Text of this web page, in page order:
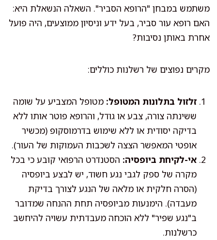
משתמש במבחן "הרופא הסביר". השאלה הנשאלת היא:
האם רופא עור סביר, בעל ידע וניסיון ממוצעים, היה פועל
אחרת באותן נסיבות?
מקרים נפוצים של רשלנות כוללים:
זלזול בתלונות המטופל: מטופל המצביע על שומה
ששינתה צורה, צבע או גודל, והרופא פוטר אותו ללא
בדיקה יסודית או ללא שימוש בדרמוסקופ (מכשיר
אופטי המאפשר הצצה לשכבות העמוקות של העור).
אי-לקיחת ביופסיה: הסטנדרט הרפואי קובע כי בכל
מקרה של ספק לגבי נגע חשוד, יש לבצע ביופסיה
(הסרה חלקית או מלאה של הנגע לצורך בדיקת
מעבדה). הימנעות מביופסיה תחת ההנחה שמדובר
ב"נגע שפיר" ללא הוכחה מעבדתית עשויה להיחשב
כרשלנות.